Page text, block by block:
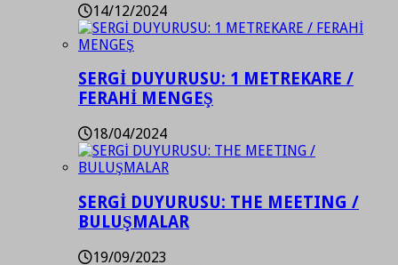
14/12/2024
SERGİ DUYURUSU: 1 METREKARE /
FERAHİ MENGEŞ
18/04/2024
SERGİ DUYURUSU: THE MEETING /
BULUŞMALAR
19/09/2023